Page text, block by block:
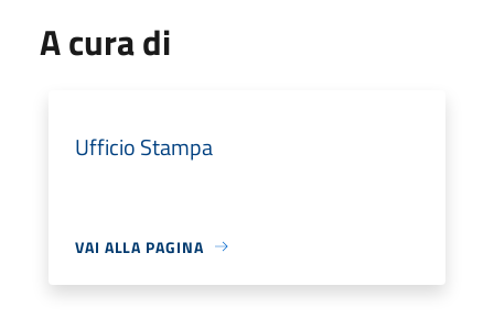
A cura di
Ufficio Stampa
VAI ALLA PAGINA